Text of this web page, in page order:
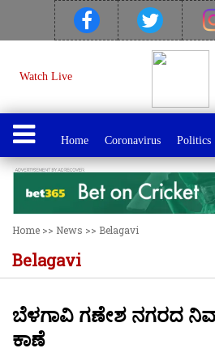
Watch Live
Home Coronavirus Politics
Home >> News >> Belagavi
Belagavi
ಬೆಳಗಾವಿ ಗಣೇಶ ನಗರದ
ಕಾಣೆ